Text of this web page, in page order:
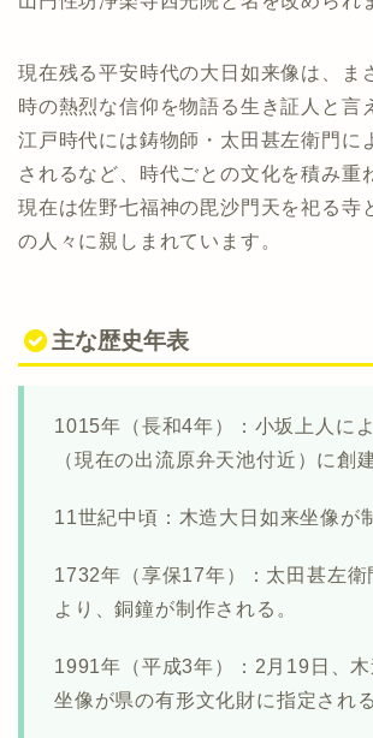
現在残る平安時代の大日如来像は、ま
時の熱烈な信仰を物語る生き証人と言
江戸時代には鋳物師・太田甚左衛門に
されるなど、時代ごとの文化を積み重
現在は佐野七福神の毘沙門天を祀る寺
の人々に親しまれています。
主な歴史年表
1015年（長和4年）：小坂上人に
（現在の出流原弁天池付近）に創
11世紀中頃：木造大日如来坐像が
1732年（享保17年）：太田甚左衛
より、銅鐘が制作される。
1991年（平成3年）：2月19日、
坐像が県の有形文化財に指定される